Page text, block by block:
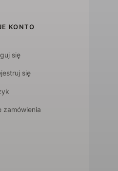
KONTO
się
się
zamówienia